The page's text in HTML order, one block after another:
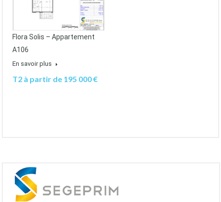
Flora Solis – Appartement
A106
En savoir plus
T2 à partir de 195 000 €